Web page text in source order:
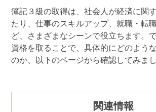
簿記３級の取得は、社会人が経済に関
たり、仕事のスキルアップ、就職・転
ど、さまざまなシーンで役立ちます。
資格を取ることで、具体的にどのよう
のか、以下のページから確認してみまし
関連情報